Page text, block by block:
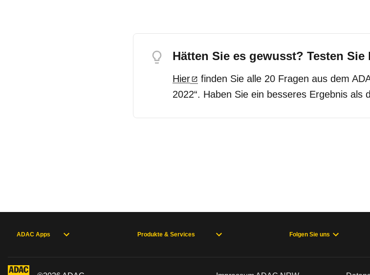
Hätten Sie es gewusst? Testen Sie
Hier finden Sie alle 20 Fragen aus dem
2022“. Haben Sie ein besseres Ergebnis als
ADAC Apps Produkte & Services Folgen Sie uns